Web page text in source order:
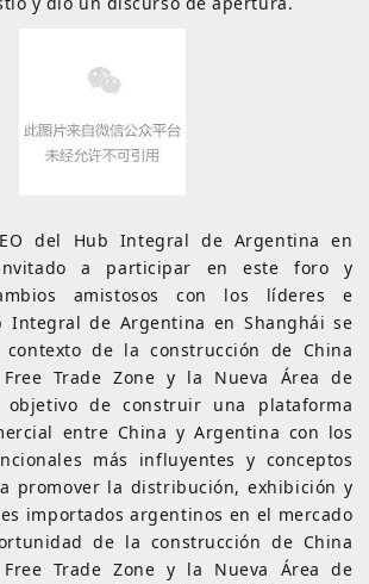
del Hub Integral de Argentina en
a participar en este foro y
amistosos con los líderes e
Integral de Argentina en Shanghái se
de la construcción de China
Free Trade Zone y la Nueva Área de
de construir una plataforma
entre China y Argentina con los
más influyentes y conceptos
promover la distribución, exhibición y
importados argentinos en el mercado
de la construcción de China
Free Trade Zone y la Nueva Área de